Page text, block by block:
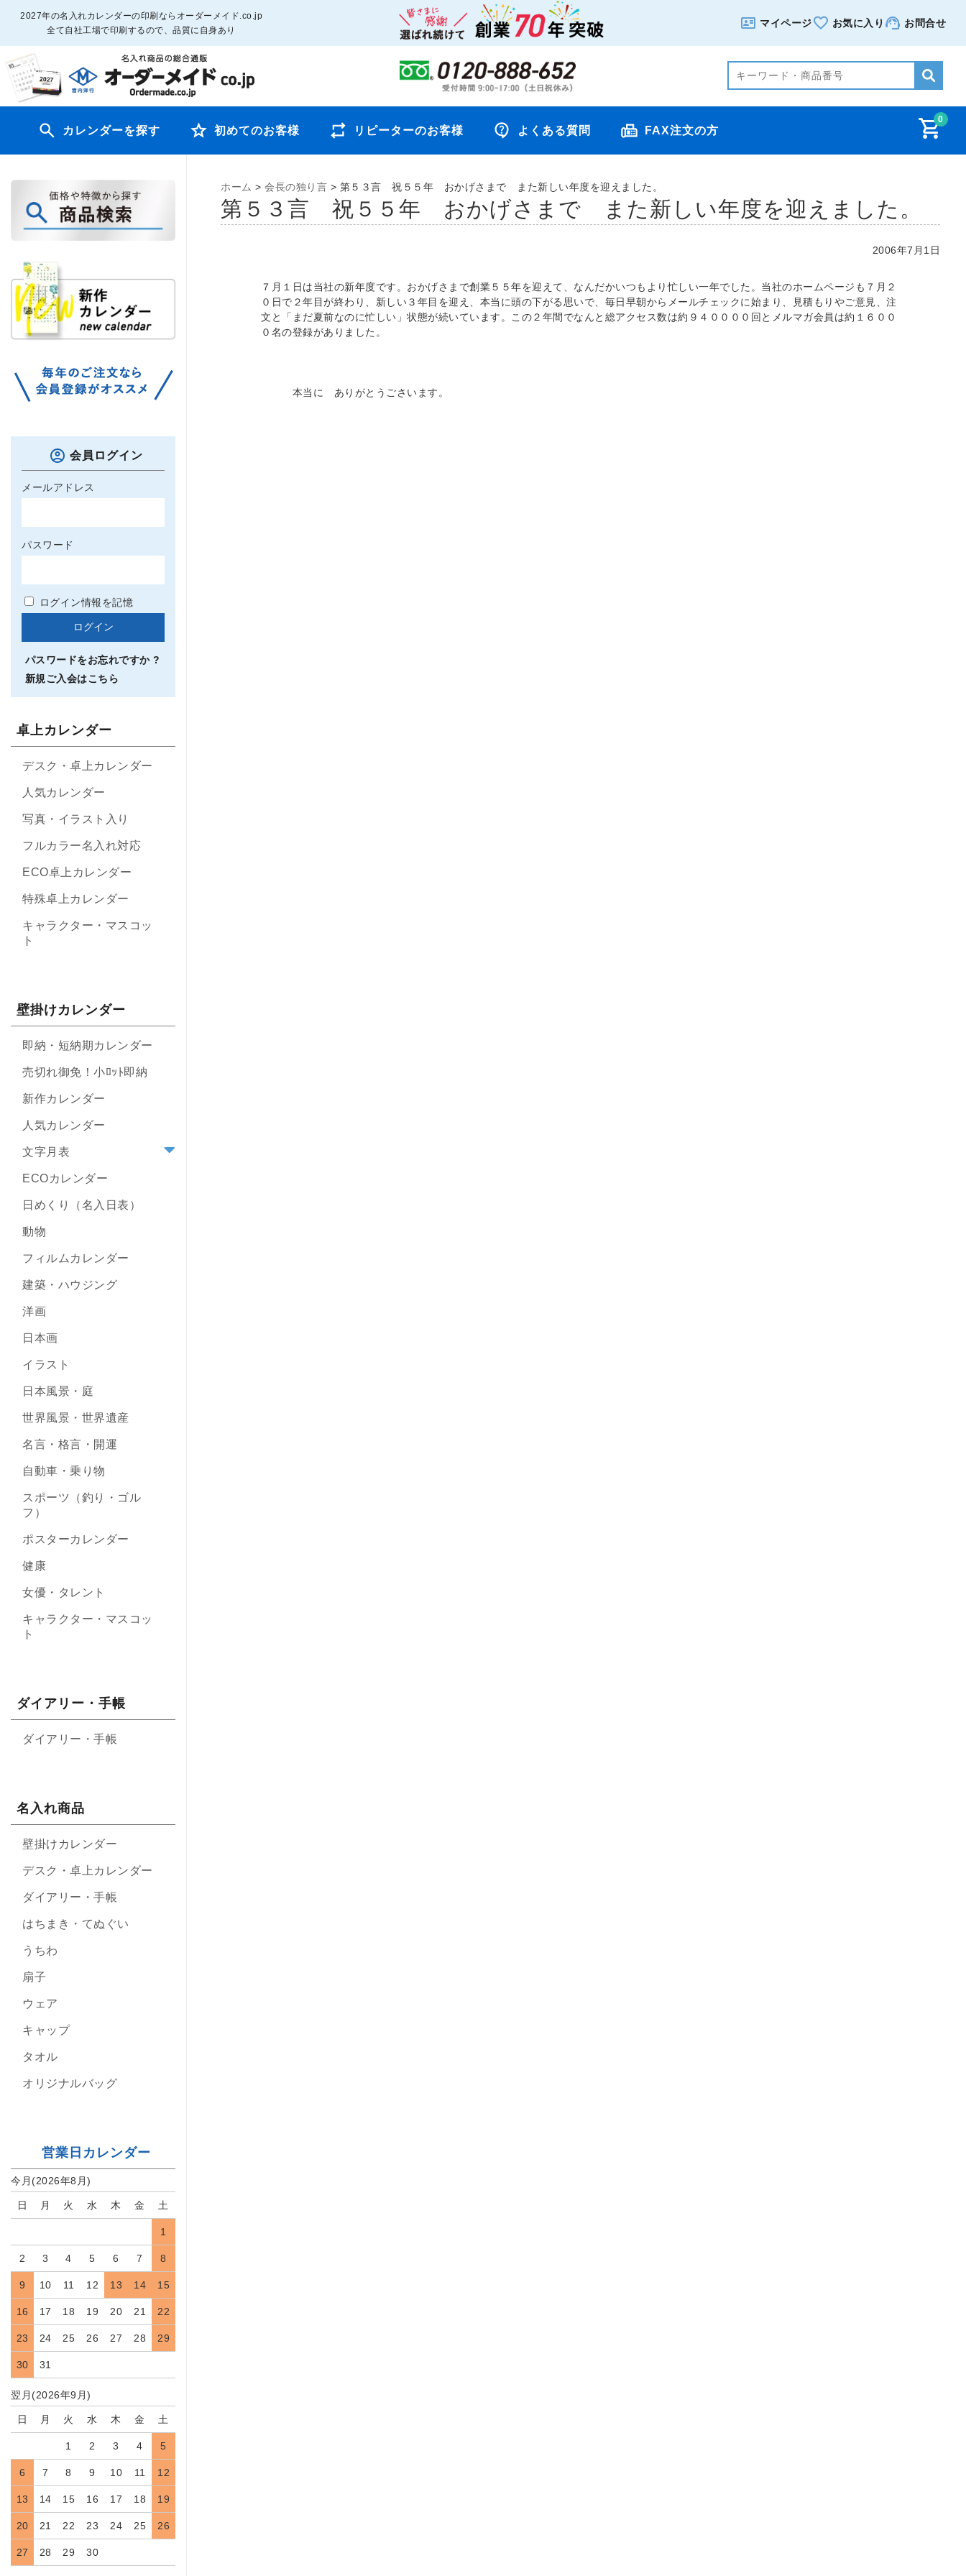
2027年の名入れカレンダーの印刷ならオーダーメイド.co.jp
全て自社工場で印刷するので、品質に自身あり
マイページ お気に入り お問合せ
0
カレンダーを探す 初めてのお客様 リピーターのお客様 よくある質問 FAX注文の方
ホーム > 会長の独り言 > 第５３言 祝５５年 おかげさまで また新しい年度を迎えました。
第５３言 祝５５年 おかげさまで また新しい年度を迎えました。
2006年7月1日
７月１日は当社の新年度です。おかげさまで創業５５年を迎えて、なんだかいつもより忙しい一年でした。当社のホームページも７月２
０日で２年目が終わり、新しい３年目を迎え、本当に頭の下がる思いで、毎日早朝からメールチェックに始まり、見積もりやご意見、注
文と「まだ夏前なのに忙しい」状態が続いています。この２年間でなんと総アクセス数は約９４００００回とメルマガ会員は約１６００
０名の登録がありました。
本当に ありがとうごさいます。
会員ログイン
メールアドレス
パスワード
ログイン情報を記憶
パスワードをお忘れですか ?
新規ご入会はこちら
卓上カレンダー
デスク・卓上カレンダー
人気カレンダー
写真・イラスト入り
フルカラー名入れ対応
ECO卓上カレンダー
特殊卓上カレンダー
キャラクター・マスコッ
ト
壁掛けカレンダー
即納・短納期カレンダー
売切れ御免！小ﾛｯﾄ即納
新作カレンダー
人気カレンダー
文字月表
ECOカレンダー
日めくり（名入日表）
動物
フィルムカレンダー
建築・ハウジング
洋画
日本画
イラスト
日本風景・庭
世界風景・世界遺産
名言・格言・開運
自動車・乗り物
スポーツ（釣り・ゴル
フ）
ポスターカレンダー
健康
女優・タレント
キャラクター・マスコッ
ト
ダイアリー・手帳
ダイアリー・手帳
名入れ商品
壁掛けカレンダー
デスク・卓上カレンダー
ダイアリー・手帳
はちまき・てぬぐい
うちわ
扇子
ウェア
キャップ
タオル
オリジナルバッグ
営業日カレンダー
今月(2026年8月)
日 月 火 水 木 金 土
1
2 3 4 5 6 7 8
9 10 11 12 13 14 15
16 17 18 19 20 21 22
23 24 25 26 27 28 29
30 31
翌月(2026年9月)
日 月 火 水 木 金 土
1 2 3 4 5
6 7 8 9 10 11 12
13 14 15 16 17 18 19
20 21 22 23 24 25 26
27 28 29 30